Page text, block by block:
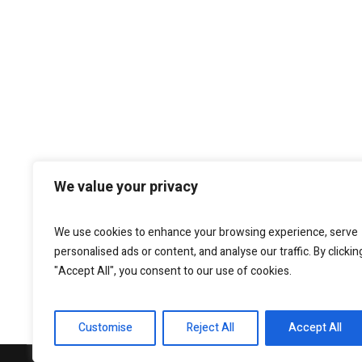
We value your privacy
We use cookies to enhance your browsing experience, serve
personalised ads or content, and analyse our traffic. By
"Accept All", you consent to our use of cookies.
Customise Reject All Accept All